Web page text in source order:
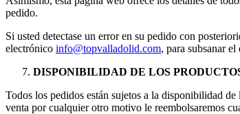
pedido.
Si usted detectase un error en su pedido con
electrónico info@topvalladolid.com, para subsanar el
DISPONIBILIDAD DE LOS
Todos los pedidos están sujetos a la disponibilidad
venta por cualquier otro motivo le reembolsaremos